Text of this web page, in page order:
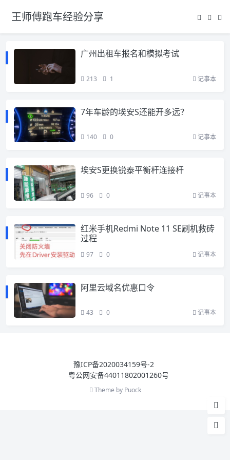
王师傅跑车经验分享
广州出租车报名和模拟考试
213 1 记事本
7年车龄的埃安S还能开多远？
140 0 记事本
埃安S更换锐泰平衡杆连接杆
96 0 记事本
红米手机Redmi Note 11 SE刷机救砖
过程
97 0 记事本
阿里云域名优惠口令
43 0 记事本
豫ICP备2020034159号-2
粤公网安备44011802001260号
Theme by Puock